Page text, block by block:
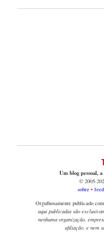
Um blog pessoal,
© 2005-
sobre
feed
Orgulhosamente publicado
aqui publicadas são
nenhuma organização,
afiliação, e nem